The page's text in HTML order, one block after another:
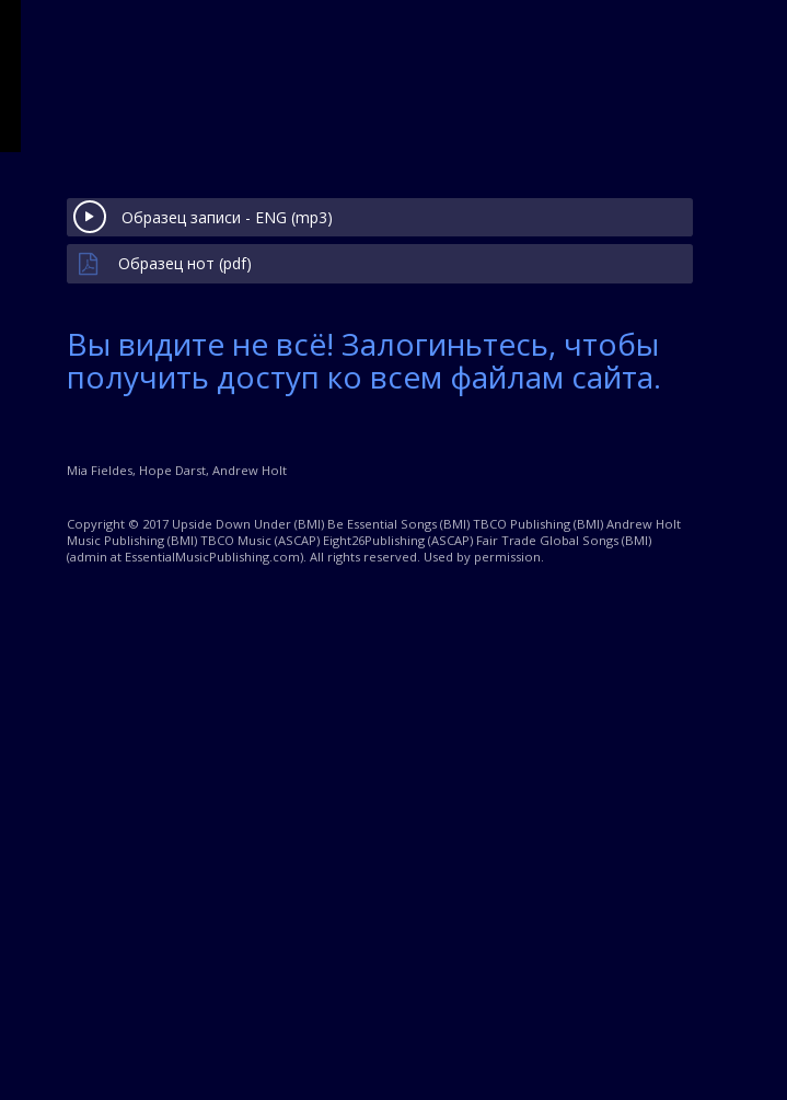
Образец записи - ENG (mp3)
Образец нот (pdf)
Вы видите не всё! Залогиньтесь, чтобы
получить доступ ко всем файлам сайта.
Mia Fieldes, Hope Darst, Andrew Holt
Copyright © 2017 Upside Down Under (BMI) Be Essential Songs (BMI) TBCO Publishing (BMI) Andrew Holt
Music Publishing (BMI) TBCO Music (ASCAP) Eight26Publishing (ASCAP) Fair Trade Global Songs (BMI)
(admin at EssentialMusicPublishing.com). All rights reserved. Used by permission.